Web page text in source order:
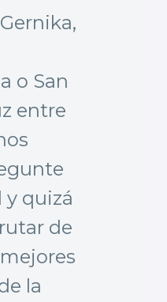
o San
entre
y quizá
de
la